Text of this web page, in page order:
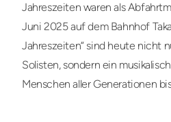
Jahreszeiten waren als
Juni 2025 auf dem Bahnhof
Jahreszeiten“ sind heute nicht
Solisten, sondern ein
Menschen aller Generationen